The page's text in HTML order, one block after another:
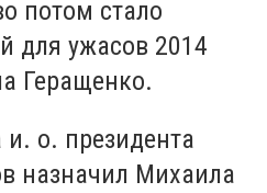
потом стало
для ужасов 2014
Геращенко.
о. президента
назначил Михаила